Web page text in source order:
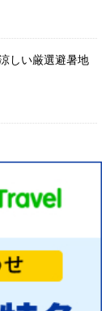
しい厳選避暑地